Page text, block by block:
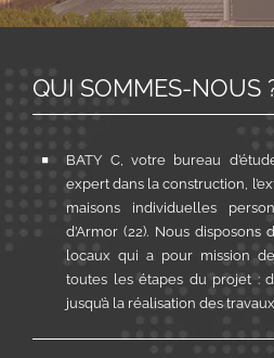
QUI SOMMES-NOUS
BATY C, votre bureau
expert dans la construction,
maisons individuelles
d’Armor (22). Nous disposons
locaux qui a pour mission
toutes les étapes du projet :
jusqu’à la réalisation des